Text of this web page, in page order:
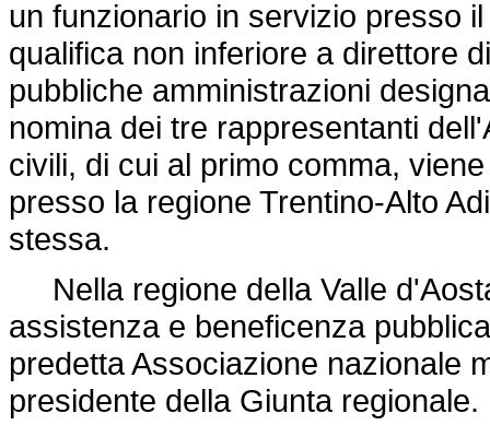
un funzionario in servizio presso
qualifica non inferiore a direttore
pubbliche amministrazioni
nomina dei tre rappresentanti
civili, di cui al primo comma,
presso la regione Trentino-Alto
stessa.
Nella regione della Valle
assistenza e beneficenza
predetta Associazione nazionale
presidente della Giunta regionale.